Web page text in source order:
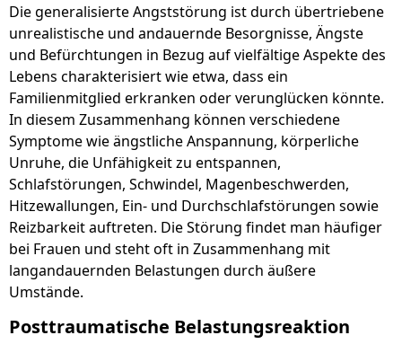
Die generalisierte Angststörung ist durch übertriebene
unrealistische und andauernde Besorgnisse, Ängste
und Befürchtungen in Bezug auf vielfältige Aspekte des
Lebens charakterisiert wie etwa, dass ein
Familienmitglied erkranken oder verunglücken könnte.
In diesem Zusammenhang können verschiedene
Symptome wie ängstliche Anspannung, körperliche
Unruhe, die Unfähigkeit zu entspannen,
Schlafstörungen, Schwindel, Magenbeschwerden,
Hitzewallungen, Ein- und Durchschlafstörungen sowie
Reizbarkeit auftreten. Die Störung findet man häufiger
bei Frauen und steht oft in Zusammenhang mit
langandauernden Belastungen durch äußere
Umstände.
Posttraumatische Belastungsreaktion